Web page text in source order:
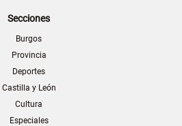
Secciones
Burgos
Provincia
Deportes
Castilla y León
Cultura
Especiales